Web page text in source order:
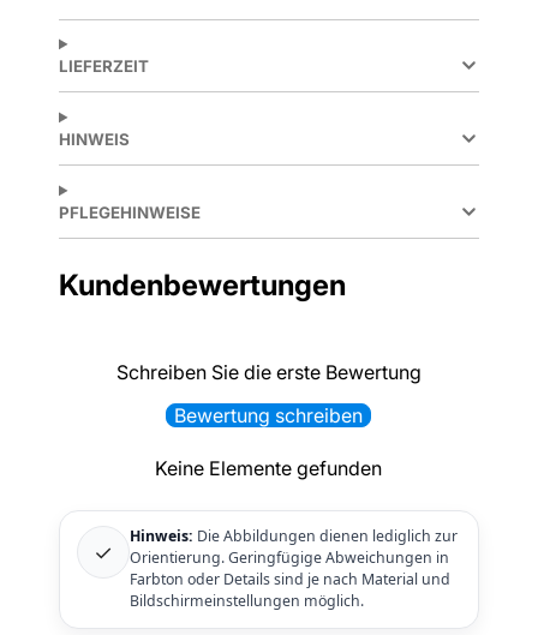
LIEFERZEIT
HINWEIS
PFLEGEHINWEISE
Kundenbewertungen
Schreiben Sie die erste Bewertung
Bewertung schreiben
Keine Elemente gefunden
✓
Hinweis: Die Abbildungen dienen lediglich zur
Orientierung. Geringfügige Abweichungen in
Farbton oder Details sind je nach Material und
Bildschirmeinstellungen möglich.